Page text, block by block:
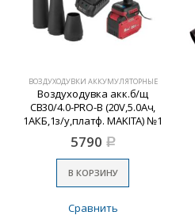
ВОЗДУХОДУВКИ АККУМУЛЯТОРНЫЕ
Воздуходувка акк.б/щ
CB30/4.0-PRO-B (20V,5.0Ач,
1АКБ,1з/у,платф. MAKITA) №1
INDUSTRIAL
5790 Р
В КОРЗИНУ
Сравнить